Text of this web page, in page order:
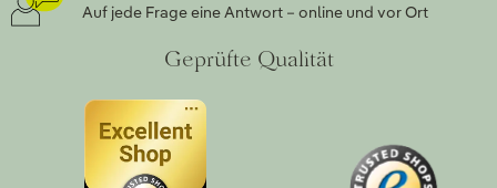
Auf jede Frage eine Antwort – online und vor Ort
Geprüfte Qualität